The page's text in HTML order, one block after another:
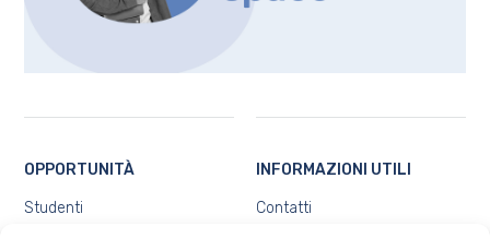
OPPORTUNITÀ
Studenti
INFORMAZIONI UTILI
Contatti